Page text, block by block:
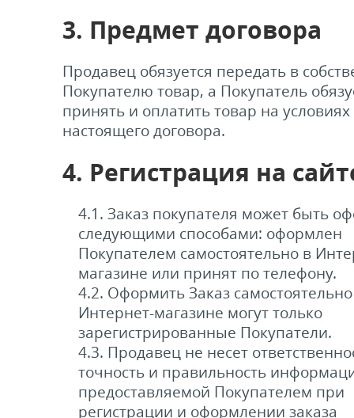
3. Предмет договора
Продавец обязуется передать в
Покупателю товар, а Покупатель
принять и оплатить товар на условиях
настоящего договора.
4. Регистрация на
4.1. Заказ покупателя может быть
следующими способами: оформлен
Покупателем самостоятельно в
магазине или принят по телефону.
4.2. Оформить Заказ
Интернет-магазине могут только
зарегистрированные Покупатели.
4.3. Продавец не несет
точность и правильность
предоставляемой Покупателем при
регистрации и оформлении заказа